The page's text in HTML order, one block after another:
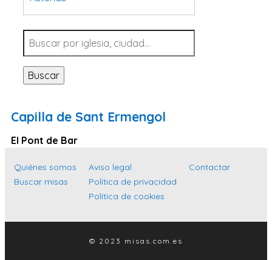
Tarragona
Navarra
Valladolid
Sevilla
Santa Cruz de Tenerife
Cantabria
Islas Baleares
Las Palmas
Alicante
Buscar
Capilla de Sant Ermengol
El Pont de Bar
Quiénes somos
Buscar misas
Aviso legal
Política de privacidad
Política de cookies
Contactar
© 2023 misas.com.es